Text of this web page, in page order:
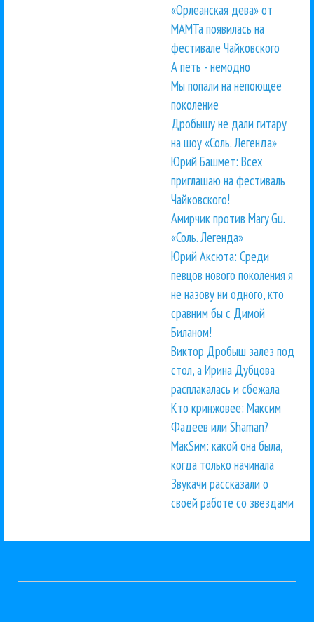
«Орлеанская дева» от
МАМТа появилась на
фестивале Чайковского
А петь - немодно
Мы попали на непоющее
поколение
Дробышу не дали гитару
на шоу «Соль. Легенда»
Юрий Башмет: Всех
приглашаю на фестиваль
Чайковского!
Амирчик против Mary Gu.
«Соль. Легенда»
Юрий Аксюта: Среди
певцов нового поколения я
не назову ни одного, кто
сравним бы с Димой
Биланом!
Виктор Дробыш залез под
стол, а Ирина Дубцова
расплакалась и сбежала
Кто кринжовее: Максим
Фадеев или Shaman?
МакSим: какой она была,
когда только начинала
Звукачи рассказали о
своей работе со звездами